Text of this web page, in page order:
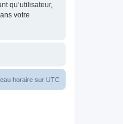
qu’utilisateur,
votre
horaire sur UTC